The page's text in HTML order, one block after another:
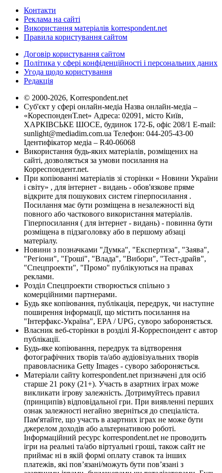
Контакти
Реклама на сайті
Використання матеріалів korrespondent.net
Правила користування сайтом
Договір користування сайтом
Політика у сфері конфіденційності і персональних даних
Угода щодо користування
Редакція
© 2000-2026, Korrespondent.net
Суб'єкт у сфері онлайн-медіа Назва онлайн-медіа –
«КореспонденТ.net» Адреса: 02091, місто Київ,
ХАРКІВСЬКЕ ШОСЕ, будинок 172-Б, офіс 208/1 E-mail:
sunlight@mediadim.com.ua Телефон: 044-205-43-00
Ідентифікатор медіа – R40-06068
Використання будь-яких матеріалів, розміщених на
сайті, дозволяється за умови посилання на
Корреспондент.net.
При копіюванні матеріалів зі сторінки « Новини України
і світу» , для інтернет - видань - обов'язкове пряме
відкрите для пошукових систем гіперпосилання .
Посилання має бути розміщена в незалежності від
повного або часткового використання матеріалів.
Гіперпосилання ( для інтернет - видань) - повинна бути
розміщена в підзаголовку або в першому абзаці
матеріалу.
Новини з позначками "Думка", "Експертиза", "Заява",
"Регіони", "Гроші", "Влада", "Вибори", "Тест-драйв",
"Спецпроекти", "Промо" публікуються на правах
реклами.
Розділ Спецпроекти створюється спільно з
комерційними партнерами.
Будь яке копіювання, публікація, передрук, чи наступне
поширення інформації, що містить посилання на
"Інтерфакс-Україна", EPA / UPG, суворо забороняється.
Власник веб-сторінки в розділі Я-Корреспондент є автор
публікації.
Будь-яке копіювання, передрук та відтворення
фотографічних творів та/або аудіовізуальних творів
правовласника Getty Images - суворо забороняється.
Матеріали сайту korrespondent.net призначені для осіб
старше 21 року (21+). Участь в азартних іграх може
викликати ігрову залежність. Дотримуйтесь правил
(принципів) відповідальної гри. При виявленні перших
ознак залежності негайно зверніться до спеціаліста.
Пам'ятайте, що участь в азартних іграх не може бути
джерелом доходів або альтернативою роботі.
Інформаційний ресурс korrespondent.net не проводить
ігри на реальні та/або віртуальні гроші, також сайт не
приймає ні в якій формі оплату ставок та інших
платежів, які пов’язані/можуть бути пов’язані з